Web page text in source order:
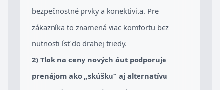
bezpečnostné prvky a konektivita. Pre
zákazníka to znamená viac komfortu bez
nutnosti ísť do drahej triedy.
2) Tlak na ceny nových áut podporuje
prenájom ako „skúšku“ aj alternatívu